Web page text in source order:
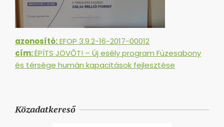
azonosító:EFOP 3.9.2-16-2017-00012
cím:ÉPÍTS JÖVŐT! – Új esély program Füzesabony
és térsége humán kapacitások fejlesztése
Közadatkereső